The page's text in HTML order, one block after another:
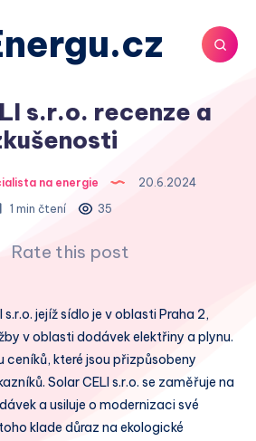
s.r.o. recenze a
na energie
20.6.2024
1 min čtení
35
Rate this post
jejíž sídlo je v oblasti Praha 2,
v oblasti dodávek elektřiny a plynu.
ceníků, které jsou přizpůsobeny
Solar CELI s.r.o. se zaměřuje na
a usiluje o modernizaci své
klade důraz na ekologické